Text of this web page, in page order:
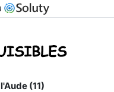
(11)